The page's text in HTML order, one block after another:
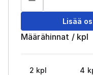
Lisää
Määrähinnat / kpl
2 kpl 4